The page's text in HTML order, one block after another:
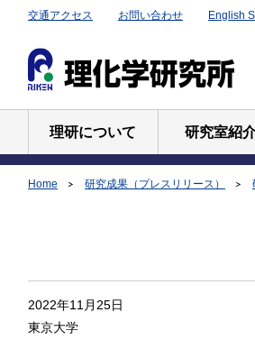
交通アクセス お問い合わせ English
理研について 研究室紹
Home 研究成果（プレスリリース）
2022年11月25日
東京大学